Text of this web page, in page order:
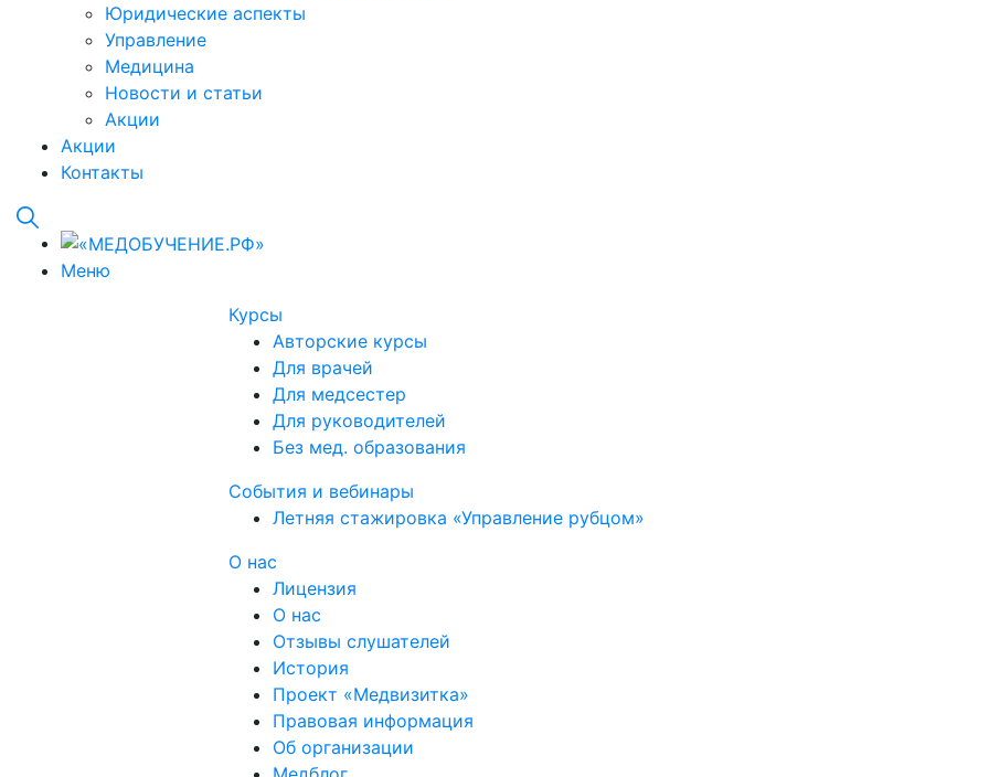
Юридические аспекты
Управление
Медицина
Новости и статьи
Акции
Акции
Контакты
Меню
Курсы
Авторские курсы
Для врачей
Для медсестер
Для руководителей
Без мед. образования
События и вебинары
Летняя стажировка «Управление рубцом»
О нас
Лицензия
О нас
Отзывы слушателей
История
Проект «Медвизитка»
Правовая информация
Об организации